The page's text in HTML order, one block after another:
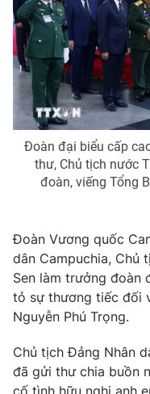
Liên hệ tòa soạn
THỜI BÁO VTV
Theo dõi báo trên
Cơ quan báo chí:Thời
Giấy phép hoạt động
cấp ngày 29/12/2023
Tổng Biên tập: Vũ Thanh
Phó Tổng Biên tập:
Tổng đài VTV:
024.38
Ðiện thoại Thời báo VTV:
Đoàn đại biểu cấp
thư, Chủ tịch nước
đoàn, viếng Tổng
Đoàn Vương quốc
dân Campuchia, Chủ
Sen làm trưởng đoàn
tỏ sự thương tiếc đối
Nguyễn Phú Trọng.
Chủ tịch Đảng Nhân
đã gửi thư chia buồn
cố tình hữu nghị anh